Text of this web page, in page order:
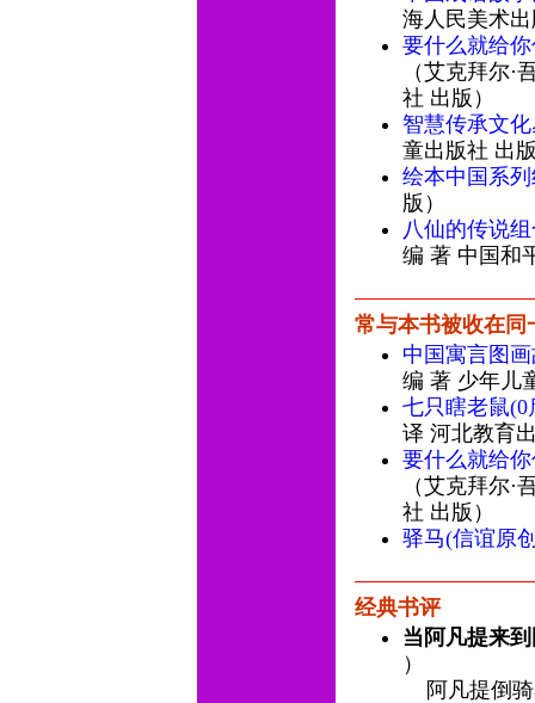
海人民美术
要什么就给
（艾克拜尔
社 出版）
智慧传承文
童出版社 出
绘本中国系
版）
八仙的传说
编 著 中国和
常与本书被收在同
中国寓言图
编 著 少年儿
七只瞎老鼠
译 河北教育
要什么就给
（艾克拜尔
社 出版）
驿马(信谊原
经典书评
当阿凡提来
）
阿凡提倒骑